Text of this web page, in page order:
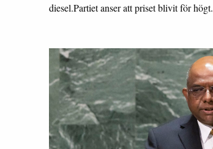
diesel.Partiet anser att priset blivit för högt.